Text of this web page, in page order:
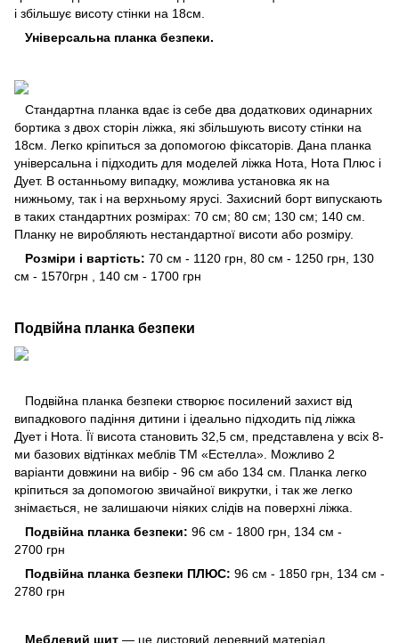
і збільшує висоту стінки на 18см.
Універсальна планка безпеки.
Стандартна планка вдає із себе два додаткових одинарних
бортика з двох сторін ліжка, які збільшують висоту стінки на
18см. Легко кріпиться за допомогою фіксаторів. Дана планка
універсальна і підходить для моделей ліжка Нота, Нота Плюс і
Дует. В останньому випадку, можлива установка як на
нижньому, так і на верхньому ярусі. Захисний борт випускають
в таких стандартних розмірах: 70 см; 80 см; 130 см; 140 см.
Планку не виробляють нестандартної висоти або розміру.
Розміри і вартість: 70 см - 1120 грн, 80 см - 1250 грн, 130
см - 1570грн , 140 см - 1700 грн
Подвійна планка безпеки
Подвійна планка безпеки створює посилений захист від
випадкового падіння дитини і ідеально підходить під ліжка
Дует і Нота. Її висота становить 32,5 см, представлена ​​у всіх 8-
ми базових відтінках меблів ТМ «Естелла». Можливо 2
варіанти довжини на вибір - 96 см або 134 см. Планка легко
кріпиться за допомогою звичайної викрутки, і так же легко
знімається, не залишаючи ніяких слідів на поверхні ліжка.
Подвійна планка безпеки: 96 см - 1800 грн, 134 см -
2700 грн
Подвійна планка безпеки ПЛЮС: 96 см - 1850 грн, 134 см -
2780 грн
Меблевий щит — це листовий деревний матеріал